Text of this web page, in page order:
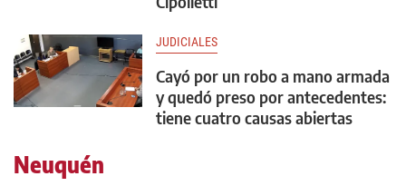
JUDICIALES
Cayó por un robo a mano armada
y quedó preso por antecedentes:
tiene cuatro causas abiertas
Neuquén